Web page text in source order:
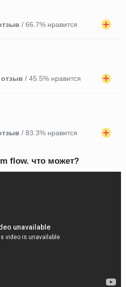
/ 66.7% нравится
отзыв / 45.5% нравится
/ 83.3% нравится
flow. что может?